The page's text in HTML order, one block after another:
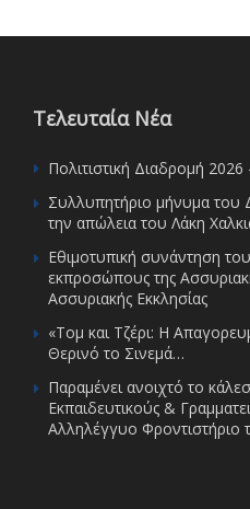
Τελευταία Νέα
Πολιτιστική Διαδρομή
Συλλυπητήριο μήνυμα του
την απώλεια του Λάκη
Εθιμοτυπική συνάντηση
εκπροσώπους της
Ασσυριακής Εκκλησίας
«Τομ και Τζέρι: Η
Θερινό το Σινεμά…
Παραμένει ανοιχτό το
Εκπαιδευτικούς &
Αλληλέγγυο Φροντιστήριο